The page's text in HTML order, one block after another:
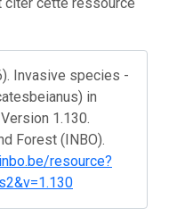
Invasive species -
in
1.130.
Forest (INBO).
resource?